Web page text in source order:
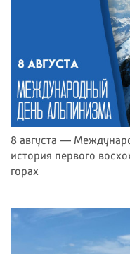
8 августа —
история первого
горах